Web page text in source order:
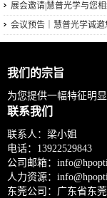
导体量检测技术
展会邀请|慧普光学与您相
会议预告｜慧普光学诚
器视觉技术应用大会！
我们的宗旨
为您提供一幅特征明
联系我们
联系人：梁小姐
电话： 13922529843
公司邮箱：
人力资源：
东莞公司：广东省东